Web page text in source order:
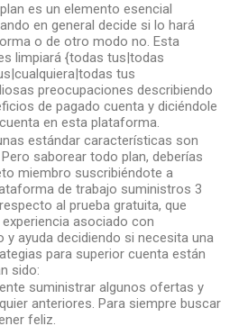
es un elemento esencial
en general decide si lo hará
o de otro modo no. Esta
limpiará {todas tus|todas
tus
preocupaciones describiendo
de pagado cuenta y diciéndole
en esta plataforma.
estándar características son
saborear todo plan, deberías
miembro suscribiéndote a
de trabajo suministros 3
al prueba gratuita, que
asociado con
y ayuda decidiendo si necesita una
para superior cuenta están
sido:
suministrar algunos ofertas y
anteriores. Para siempre buscar
feliz.